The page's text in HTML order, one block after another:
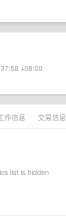
+08:00
作信息 交易信息
list is hidden